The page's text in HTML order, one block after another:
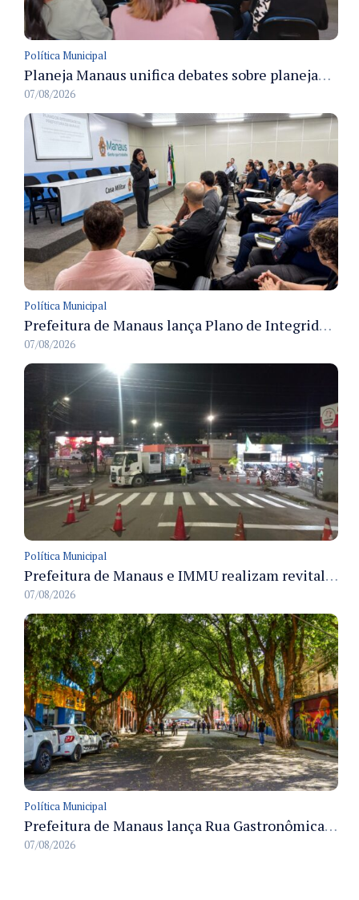
Política Municipal
Planeja Manaus unifica debates sobre planejamento público, orçamento e serviços nos dias 16 e 17 de setembro
07/08/2026
Política Municipal
Prefeitura de Manaus lança Plano de Integridade da CGM para o biênio 2027-2028 com diretrizes de governança e transparência
07/08/2026
Política Municipal
Prefeitura de Manaus e IMMU realizam revitalização da sinalização viária em corredores das zonas Sul e Norte na noite de 6/8
07/08/2026
Política Municipal
Prefeitura de Manaus lança Rua Gastronômica preservando as 17 árvores da Ferreira Pena no Centro
07/08/2026